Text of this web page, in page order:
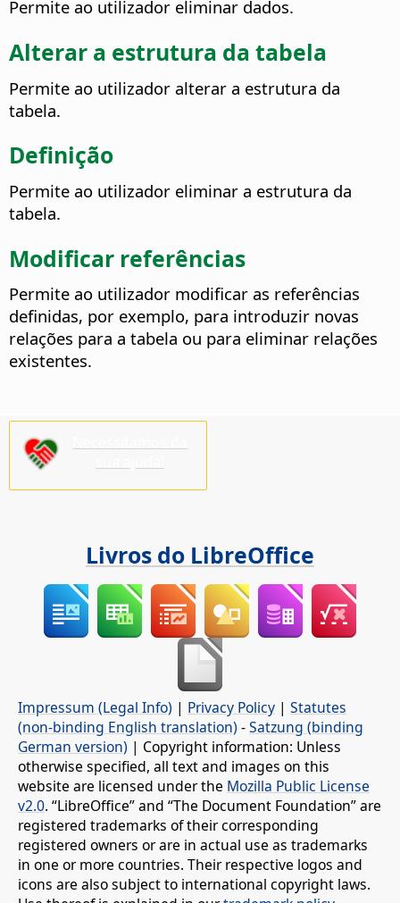
Permite ao utilizador eliminar dados.
Alterar a estrutura da tabela
Permite ao utilizador alterar a estrutura da
tabela.
Definição
Permite ao utilizador eliminar a estrutura da
tabela.
Modificar referências
Permite ao utilizador modificar as referências
definidas, por exemplo, para introduzir novas
relações para a tabela ou para eliminar relações
existentes.
Livros do LibreOffice
Impressum (Legal Info) | Privacy Policy | Statutes
(non-binding English translation) -Satzung (binding
German version) | Copyright information: Unless
otherwise specified, all text and images on this
website are licensed under the Mozilla Public License
v2.0. “LibreOffice” and “The Document Foundation” are
registered trademarks of their corresponding
registered owners or are in actual use as trademarks
in one or more countries. Their respective logos and
icons are also subject to international copyright laws.